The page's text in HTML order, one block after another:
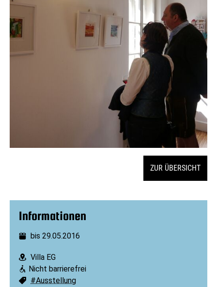
ZUR ÜBERSICHT
Informationen
Datum:
bis 29.05.2016
Ort:
Villa EG
Barrierefreiheit:
Nicht barrierefrei
Schlagworte:
#Ausstellung